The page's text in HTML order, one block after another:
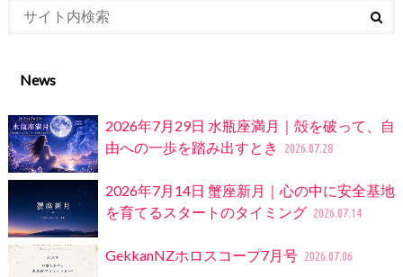
News
2026年7月29日 水瓶座満月｜殻を破って、自
由への一歩を踏み出すとき
2026.07.28
2026年7月14日 蟹座新月｜心の中に安全基地
を育てるスタートのタイミング 2026.07.14
GekkanNZホロスコープ7月号 2026.07.06